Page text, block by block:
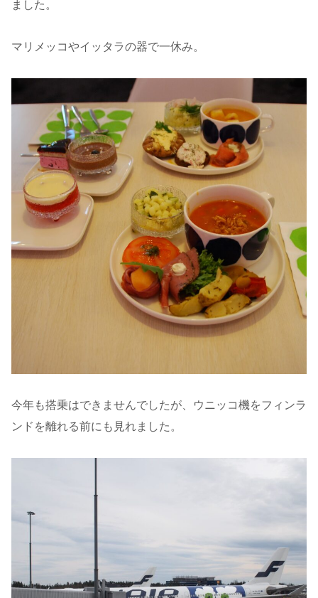
ました。
マリメッコやイッタラの器で一休み。
今年も搭乗はできませんでしたが、ウニッコ機をフィンラ
ンドを離れる前にも見れました。